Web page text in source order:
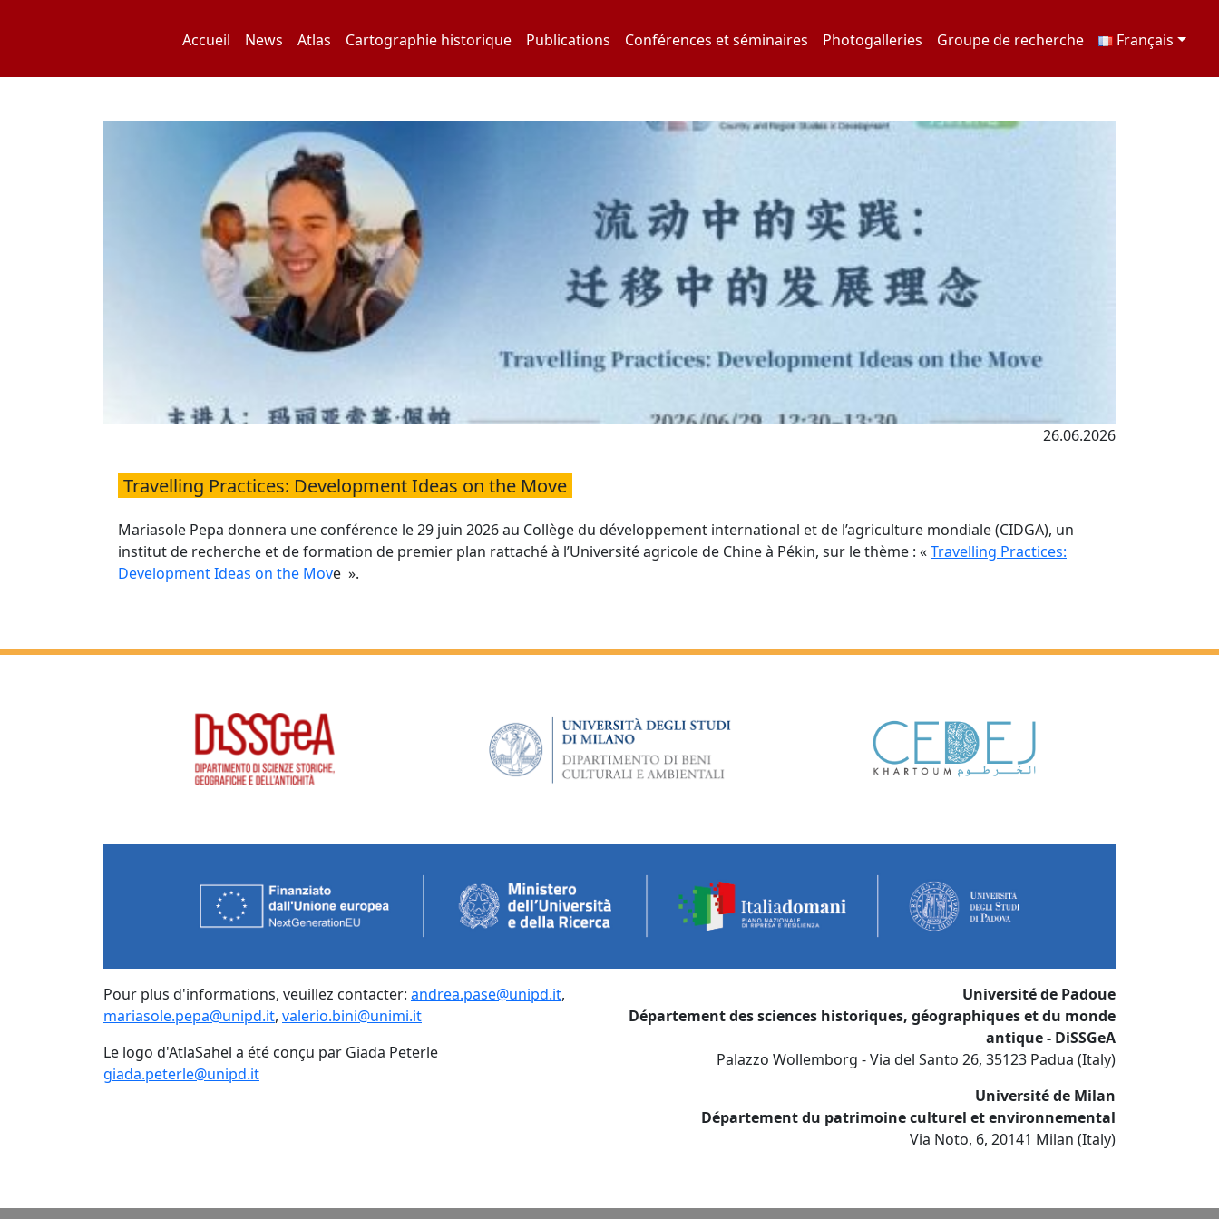
Accueil News Atlas Cartographie historique Publications Conférences et séminaires Photogalleries Groupe de recherche Français
26.06.2026
Travelling Practices: Development Ideas on the Move
Mariasole Pepa donnera une conférence le 29 juin 2026 au Collège du développement international et de l’agriculture mondiale (CIDGA), un
institut de recherche et de formation de premier plan rattaché à l’Université agricole de Chine à Pékin, sur le thème : «Travelling Practices:
Development Ideas on the Move ».
Pour plus d'informations, veuillez contacter: andrea.pase@unipd.it,
mariasole.pepa@unipd.it, valerio.bini@unimi.it
Le logo d'AtlaSahel a été conçu par Giada Peterle
giada.peterle@unipd.it
Université de Padoue
Département des sciences historiques, géographiques et du monde
antique - DiSSGeA
Palazzo Wollemborg - Via del Santo 26, 35123 Padua (Italy)
Université de Milan
Département du patrimoine culturel et environnemental
Via Noto, 6, 20141 Milan (Italy)